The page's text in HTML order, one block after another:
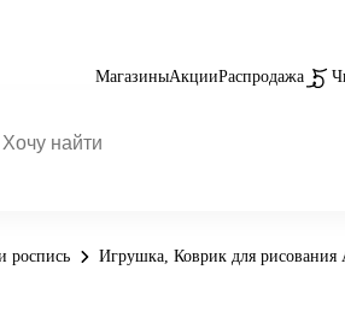
МагазиныАкцииРаспродажа
роспись Игрушка, Коврик для